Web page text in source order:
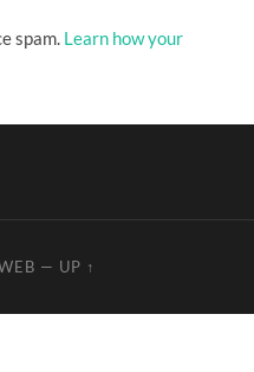
spam. Learn how your
— UP ↑